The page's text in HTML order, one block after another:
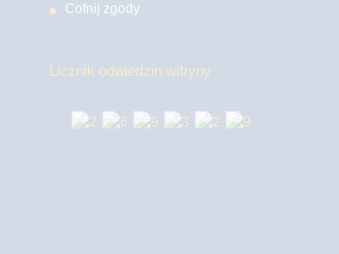
Cofnij zgody
Licznik odwiedzin witryny